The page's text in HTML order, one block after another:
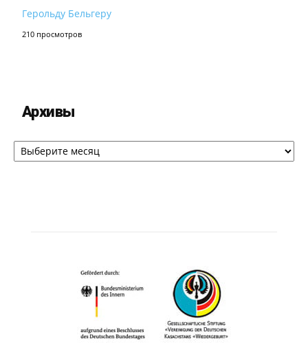
Герольду Бельгеру
210 просмотров
Архивы
Архивы